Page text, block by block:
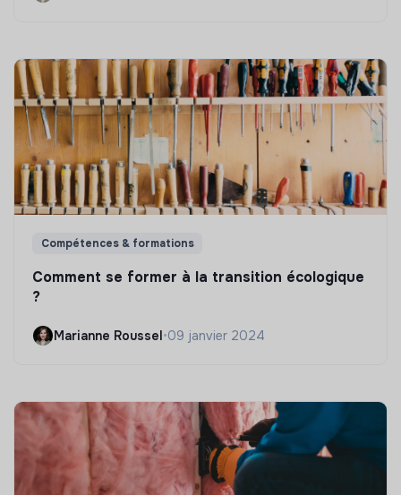
Compétences & formations
Comment se former à la transition écologique
?
Marianne Roussel•09 janvier 2024